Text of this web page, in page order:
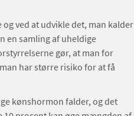
ved at udvikle det, man kalder
en samling af uheldige
gør, at man for
har større risiko for at få
kønshormon falder, og det